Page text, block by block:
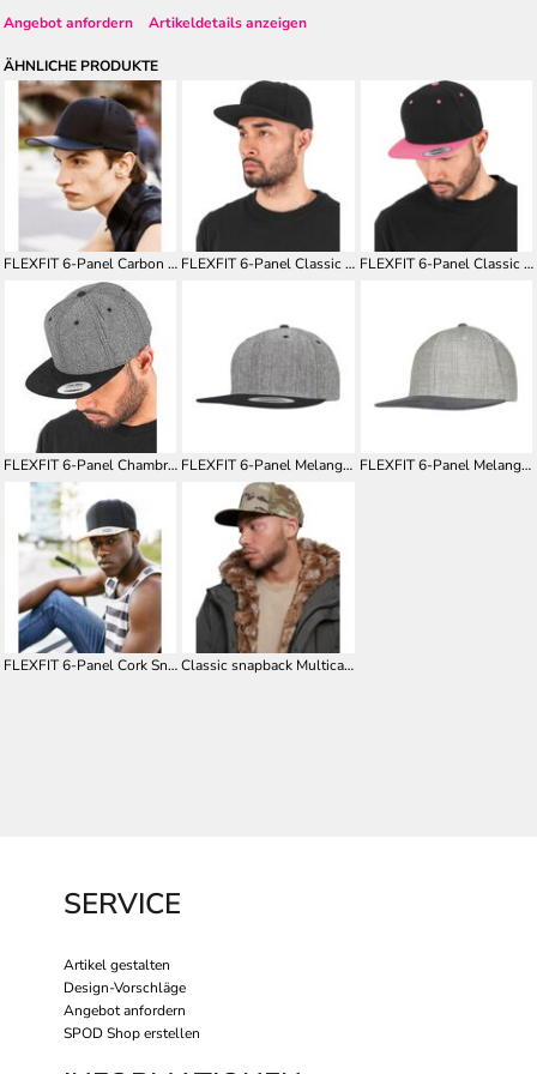
Angebot anfordern Artikeldetails anzeigen
ÄHNLICHE PRODUKTE
FLEXFIT 6-Panel Carbon Snapback FLEXFIT 6-Panel Classic Snapback FLEXFIT 6-Panel Classic Snapback 2-Tone FX6089MT
FLEXFIT 6-Panel Chambray-Suede Snapback FX6089CH FLEXFIT 6-Panel Melange Solid Snapback FX6089MS FLEXFIT 6-Panel Melange Velour Snapback FX6089VM
FLEXFIT 6-Panel Cork Snapback FX6089CO Classic snapback Multicam® (6089MC)
SERVICE
Artikel gestalten
Design-Vorschläge
Angebot anfordern
SPOD Shop erstellen